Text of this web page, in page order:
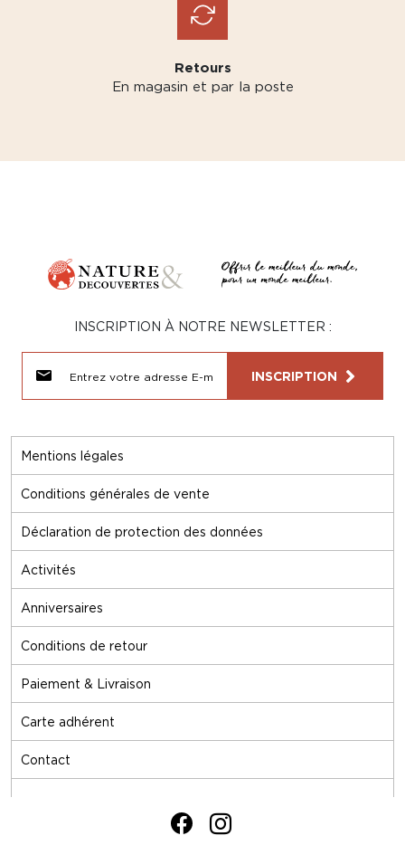
Retours
En magasin et par la poste
Mentions légales
Conditions générales de vente
Déclaration de protection des données
Activités
Anniversaires
Conditions de retour
Paiement & Livraison
Carte adhérent
Contact
INSCRIPTION À NOTRE NEWSLETTER :
INSCRIPTION